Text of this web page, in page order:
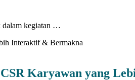
dalam kegiatan …
Karyawan yang